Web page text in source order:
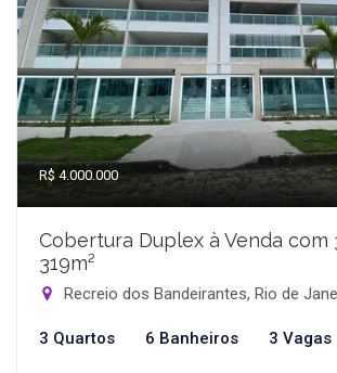
R$ 4.000.000
Cobertura Duplex à Venda com
319m²
Recreio dos Bandeirantes, Rio de
3 Quartos 6 Banheiros 3 Vagas